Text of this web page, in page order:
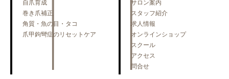
自爪育成
巻き爪補正
角質・魚の目・タコ
爪甲鉤彎症のリセットケア
サロン案内
スタッフ紹介
求人情報
オンラインショップ
スクール
アクセス
問合せ